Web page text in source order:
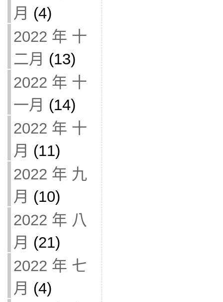
月 (4)
2022 年 十
二月 (13)
2022 年 十
一月 (14)
2022 年 十
月 (11)
2022 年 九
月 (10)
2022 年 八
月 (21)
2022 年 七
月 (4)